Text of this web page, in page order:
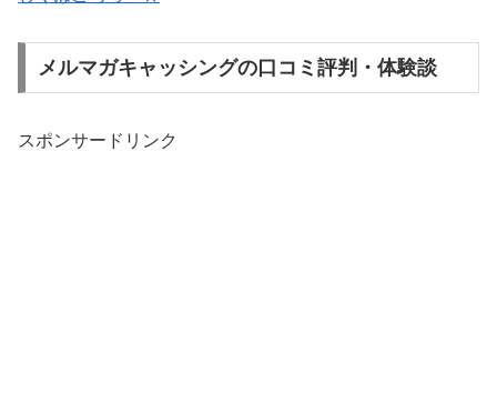
メルマガキャッシングの口コミ評判・体験談
スポンサードリンク